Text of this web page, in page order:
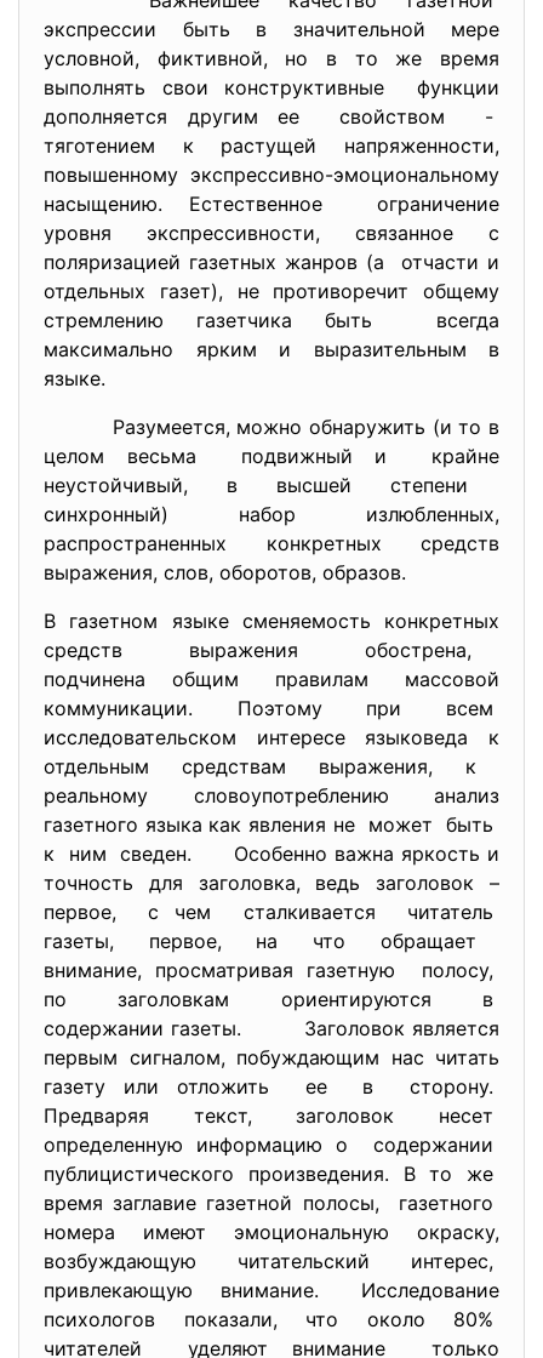
экспрессии быть в значительной мере
условной, фиктивной, но в то же время
выполнять свои конструктивные функции
дополняется другим ее свойством -
тяготением к растущей напряженности,
повышенному экспрессивно-эмоциональному
насыщению. Естественное ограничение
уровня экспрессивности, связанное с
поляризацией газетных жанров (а отчасти и
отдельных газет), не противоречит общему
стремлению газетчика быть всегда
максимально ярким и выразительным в
языке.
Разумеется, можно обнаружить (и то в
целом весьма подвижный и крайне
неустойчивый, в высшей степени
синхронный) набор излюбленных,
распространенных конкретных средств
выражения, слов, оборотов, образов.
В газетном языке сменяемость конкретных
средств выражения обострена,
подчинена общим правилам массовой
коммуникации. Поэтому при всем
исследовательском интересе языковеда к
отдельным средствам выражения, к
реальному словоупотреблению анализ
газетного языка как явления не может быть
к ним сведен. Особенно важна яркость и
точность для заголовка, ведь заголовок –
первое, с чем сталкивается читатель
газеты, первое, на что обращает
внимание, просматривая газетную полосу,
по заголовкам ориентируются в
содержании газеты. Заголовок является
первым сигналом, побуждающим нас читать
газету или отложить ее в сторону.
Предваряя текст, заголовок несет
определенную информацию о содержании
публицистического произведения. В то же
время заглавие газетной полосы, газетного
номера имеют эмоциональную окраску,
возбуждающую читательский интерес,
привлекающую внимание. Исследование
психологов показали, что около 80%
читателей уделяют внимание только